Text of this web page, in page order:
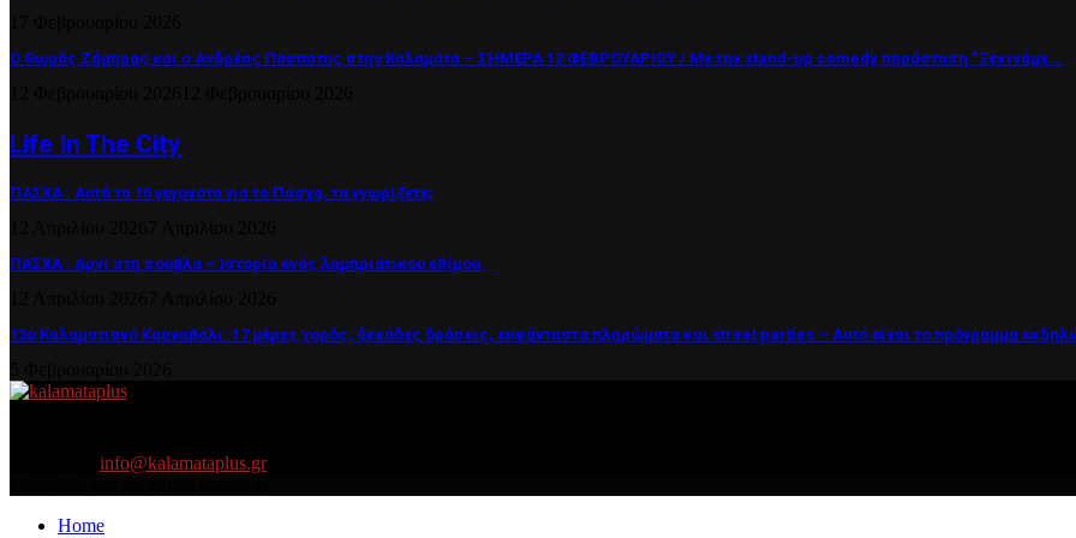
Ο Θωμάς Ζάμπρας και ο Ανδρέας Πασπάτης στην Καλαμάτα – ΣΗΜΕΡΑ 12 ΦΕΒΡΟΥΑΡΙΟΥ / Με την stand-up comedy παράσταση “Ξεκινάμε...
Life In The City
ΠΑΣΧΑ : Αυτά τα 10 γεγονότα για το Πάσχα, τα γνωρίζετε;
ΠΑΣΧΑ : Αρνί στη σούβλα – Ιστορία ενός λαμπριάτικου εθίμου.
13ο Καλαματιανό Καρναβάλι: 17 μέρες χορός, δεκάδες δράσεις, ευφάνταστα πληρώματα και street parties – Αυτό είναι το πρόγραμμα
info@kalamataplus.gr
Home